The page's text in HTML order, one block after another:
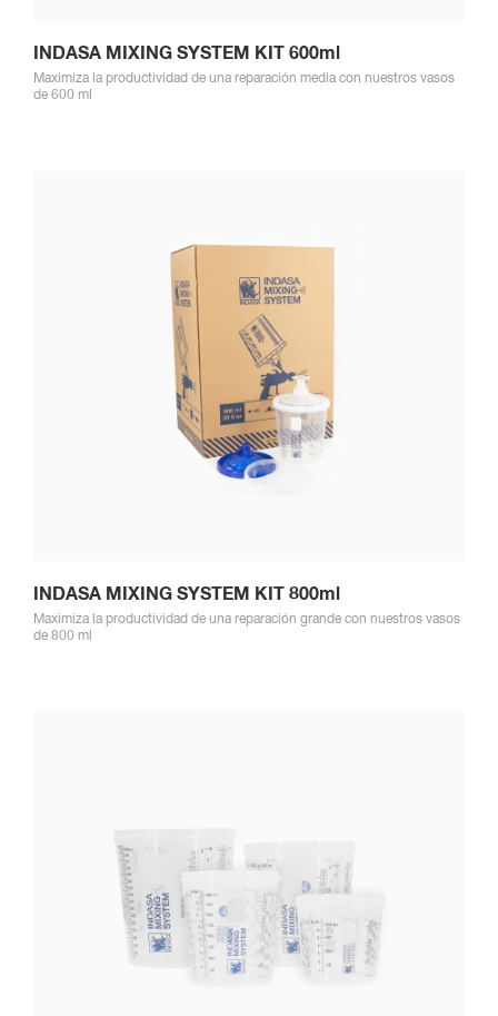
INDASA MIXING SYSTEM KIT 600ml
Maximiza la productividad de una reparación media con nuestros vasos
de 600 ml
INDASA MIXING SYSTEM KIT 800ml
Maximiza la productividad de una reparación grande con nuestros vasos
de 800 ml